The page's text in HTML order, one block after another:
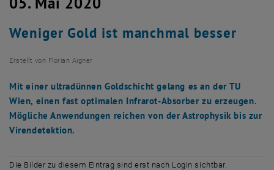
Zurück: Subseiten von TU Wien Startseite auflisten
Zurück zur letzten Ebene:
TU Wien Startseite
Übersicht
Weniger Gold ist manchmal besser
Erstellt von Florian Aigner
Mit einer ultradünnen Goldschicht gelang es an der TU
Wien, einen fast optimalen Infrarot-Absorber zu erzeugen.
Mögliche Anwendungen reichen von der Astrophysik bis zur
Virendetektion.
Die Bilder zu diesem Eintrag sind erst nach Login sichtbar.